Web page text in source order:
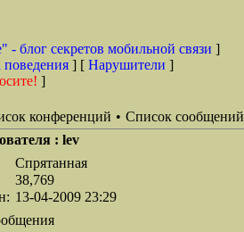
- блог секретов мобильной связи ]
] [ Нарушители ]
]
конференций • Список сообщений
: lev
Спрятанная
38,769
13-04-2009 23:29